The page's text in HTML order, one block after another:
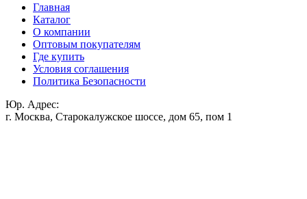
Главная
Каталог
О компании
Оптовым покупателям
Где купить
Условия соглашения
Политика Безопасности
Юр. Адрес:
г. Москва, Старокалужское шоссе, дом 65, пом 1